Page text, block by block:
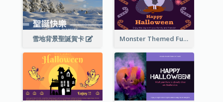
雪地背景聖誕賀卡 Monster Themed Fun Halloween Greeting Card